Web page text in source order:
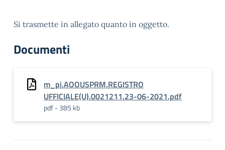
Si trasmette in allegato quanto in oggetto.
Documenti
m_pi.AOOUSPRM.REGISTRO
UFFICIALE(U).0021211.23-06-2021.pdf
pdf - 385 kb